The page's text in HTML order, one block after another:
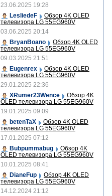
23.06.2025 19:28
LesliedeF
Обзор 4K OLED
телевизора LG 55EG960V
03.06.2025 20:14
BryanBoano
Обзор 4K OLED
телевизора LG 55EG960V
09.03.2025 21:51
Eugenrex
Обзор 4K OLED
телевизора LG 55EG960V
29.01.2025 22:36
XRumer23Wence
Обзор 4K
OLED телевизора LG 55EG960V
19.01.2025 09:09
betenTaX
Обзор 4K OLED
телевизора LG 55EG960V
17.01.2025 07:12
Bubpummabug
Обзор 4K
OLED телевизора LG 55EG960V
10.01.2025 08:41
DianeFup
Обзор 4K OLED
телевизора LG 55EG960V
14.12.2024 21:12